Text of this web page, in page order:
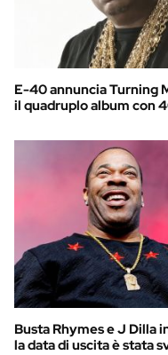
E-40 annuncia Turning
il quadruplo album con
Busta Rhymes e J Dilla
la data di uscita è stata